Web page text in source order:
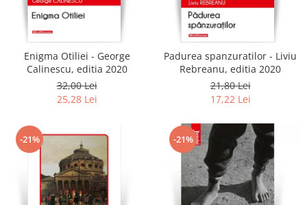
Enigma Otiliei - George
Calinescu, editia 2020
32,00 Lei
25,28 Lei
Padurea spanzuratilor - Liviu
Rebreanu, editia 2020
21,80 Lei
17,22 Lei
-21% -21%